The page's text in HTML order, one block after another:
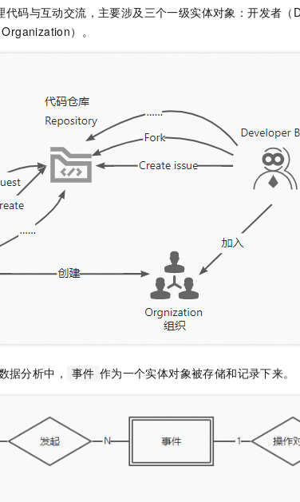
代码与互动交流，主要涉及三个一级实体对象：开发者
）。
据分析中， 事件 作为一个实体对象被存储和记录下来。